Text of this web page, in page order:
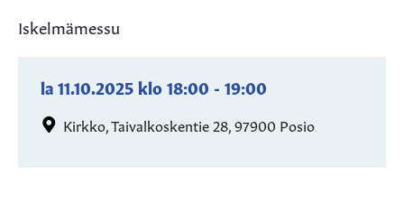
Iskelmämessu
la 11.10.2025klo18:00 - 19:00
Kirkko, Taivalkoskentie 28, 97900 Posio